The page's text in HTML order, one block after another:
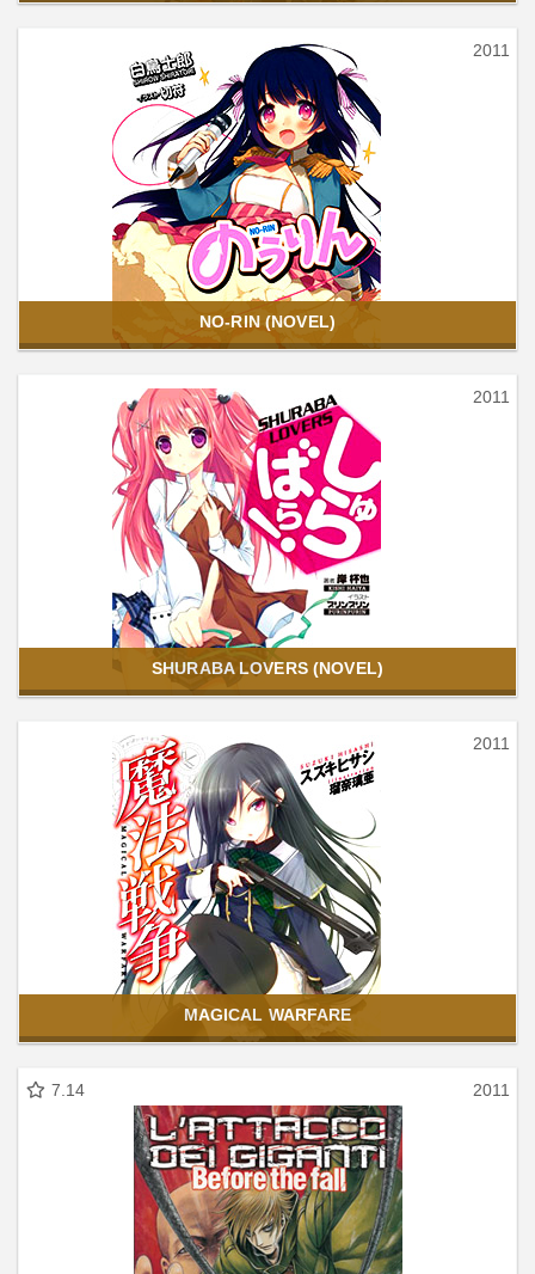
2011
NO-RIN (NOVEL)
2011
SHURABA LOVERS (NOVEL)
2011
MAGICAL WARFARE
7.14 2011